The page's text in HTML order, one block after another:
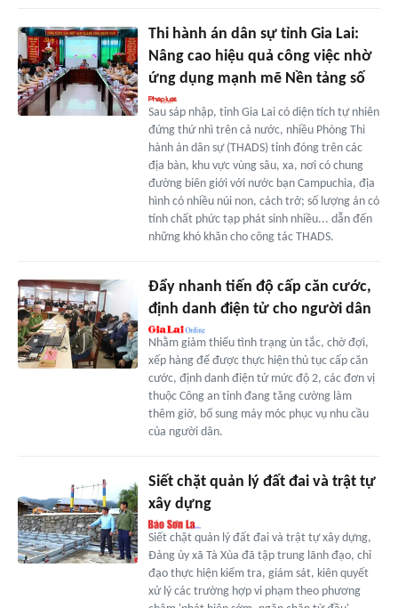
Thi hành án dân sự tỉnh Gia Lai:
Nâng cao hiệu quả công việc nhờ
ứng dụng mạnh mẽ Nền tảng số
Sau sáp nhập, tỉnh Gia Lai có diện tích tự nhiên
đứng thứ nhì trên cả nước, nhiều Phòng Thi
hành án dân sự (THADS) tỉnh đóng trên các
địa bàn, khu vực vùng sâu, xa, nơi có chung
đường biên giới với nước bạn Campuchia, địa
hình có nhiều núi non, cách trở; số lượng án có
tính chất phức tạp phát sinh nhiều... dẫn đến
những khó khăn cho công tác THADS.
Đẩy nhanh tiến độ cấp căn cước,
định danh điện tử cho người dân
Nhằm giảm thiểu tình trạng ùn tắc, chờ đợi,
xếp hàng để được thực hiện thủ tục cấp căn
cước, định danh điện tử mức độ 2, các đơn vị
thuộc Công an tỉnh đang tăng cường làm
thêm giờ, bổ sung máy móc phục vụ nhu cầu
của người dân.
Siết chặt quản lý đất đai và trật tự
xây dựng
Siết chặt quản lý đất đai và trật tự xây dựng,
Đảng ủy xã Tà Xùa đã tập trung lãnh đạo, chỉ
đạo thực hiện kiểm tra, giám sát, kiên quyết
xử lý các trường hợp vi phạm theo phương